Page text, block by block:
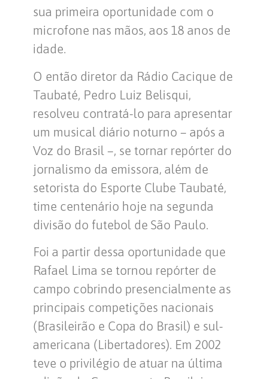
sua primeira oportunidade com o
microfone nas mãos, aos 18 anos de
idade.
O então diretor da Rádio Cacique de
Taubaté, Pedro Luiz Belisqui,
resolveu contratá-lo para apresentar
um musical diário noturno – após a
Voz do Brasil –, se tornar repórter do
jornalismo da emissora, além de
setorista do Esporte Clube Taubaté,
time centenário hoje na segunda
divisão do futebol de São Paulo.
Foi a partir dessa oportunidade que
Rafael Lima se tornou repórter de
campo cobrindo presencialmente as
principais competições nacionais
(Brasileirão e Copa do Brasil) e sul-
americana (Libertadores). Em 2002
teve o privilégio de atuar na última